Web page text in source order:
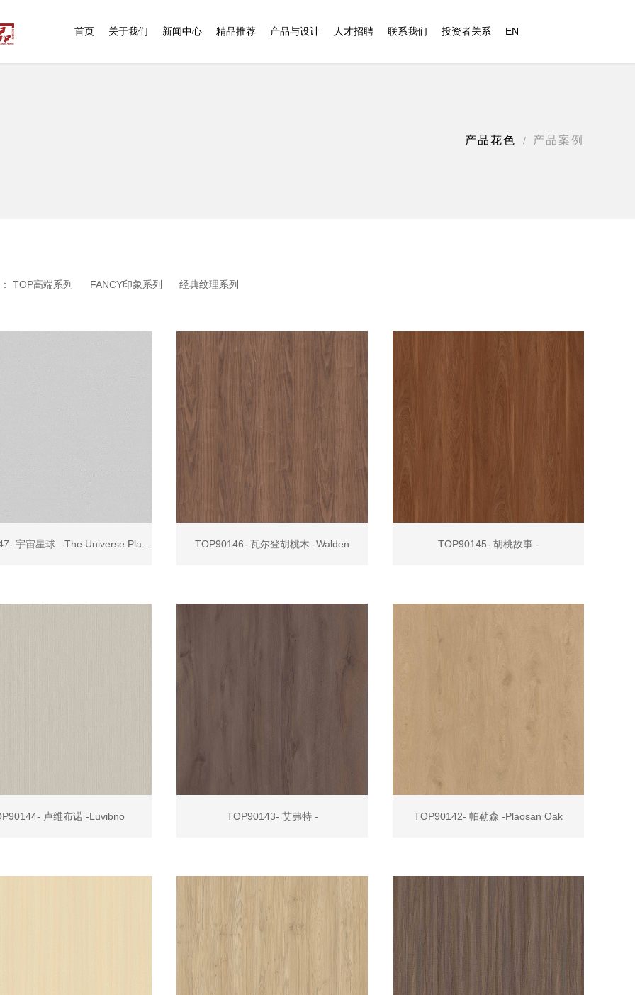
首页 关于我们 新闻中心 精品推荐 产品与设计 人才招聘 联系我们 投资者关系 EN
产品花色 / 产品案例
TOP高端系列 FANCY印象系列 经典纹理系列
TOP90146- 瓦尔登胡桃木 -Walden TOP90145- 胡桃故事 -
卢维布诺 -Luvibno TOP90143- 艾弗特 - TOP90142- 帕勒森 -Plaosan Oak